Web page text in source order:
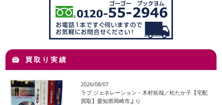
買取り実績
2026/08/07
ラブ ジェネレーション・木村拓哉／松たか子【宅配
買取】愛知県岡崎市より